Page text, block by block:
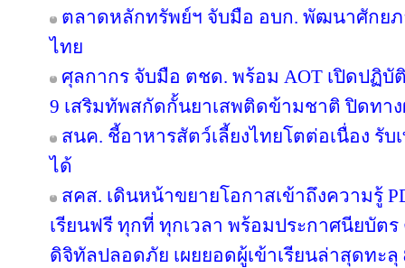
ตลาดหลักทรัพย์ฯ จับมือ อบก. พัฒนาศักย
ไทย
ศุลกากร จับมือ ตชด. พร้อม AOT เปิดปฏิบัติ
9 เสริมทัพสกัดกั้นยาเสพติดข้ามชาติ ปิดท
สนค. ชี้อาหารสัตว์เลี้ยงไทยโตต่อเนื่อง รั
ได้
สคส. เดินหน้าขยายโอกาสเข้าถึงความรู้
เรียนฟรี ทุกที่ ทุกเวลา พร้อมประกาศนียบั
ดิจิทัลปลอดภัย เผยยอดผู้เข้าเรียนล่าสุดทะ